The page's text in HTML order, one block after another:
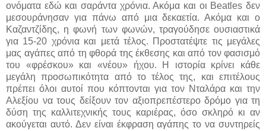
ονόματα εδώ και σαράντα χρόνια. Ακόμα και οι Beatlesδεν
μεσουράνησαν για πάνω από μια δεκαετία. Ακόμα και ο
Καζαντζίδης, η φωνή των φωνών, τραγούδησε ουσιαστικά
για 15-20 χρόνια και μετά τέλος. Προστατέψτε τις μεγάλες
μας αγάπες από τη φθορά της έκθεσης και από τον φασισμό
του «φρέσκου» και «νέου» ήχου. Η ιστορία κρίνει κάθε
μεγάλη προσωπικότητα από το τέλος της, και επιτέλους
πρέπει όλοι αυτοί που κόπτονται για τον Νταλάρα και την
Αλεξίου να τους δείξουν τον αξιοπρεπέστερο δρόμο για τη
δύση της καλλιτεχνικής τους καριέρας, όσο σκληρό κι αν
ακούγεται αυτό. Δεν είναι έκφραση αγάπης το να συντηρείς